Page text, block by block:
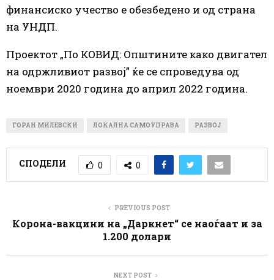
финансиско учество е обезбедено и од страна
на УНДП.
Проектот „По КОВИД: Општините како двигател
на одржливиот развој” ќе се спроведува од
ноември 2020 година до април 2022 година.
ГОРАН МИЛЕВСКИ ЛОКАЛНА САМОУПРАВА РАЗВОЈ
СПОДЕЛИ 0 0
PREVIOUS POST
Корона-вакцини на „Даркнет“ се наоѓаат и за
1.200 долари
NEXT POST